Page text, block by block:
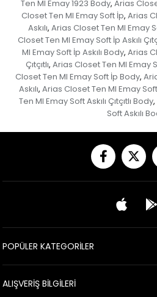
Ten MI Emay 1923 Body, Arias
Closet Ten MI Emay Soft İp, Arias
Askılı, Arias Closet Ten MI Emay
Closet Ten MI Emay Soft İp Askılı
MI Emay Soft İp Askılı Body, Arias
Çıtçıtlı, Arias Closet Ten MI Emay
Closet Ten MI Emay Soft İp Body,
Askılı, Arias Closet Ten MI Emay Soft
Ten MI Emay Soft Askılı Çıtçıtlı Body,
Soft Askılı
POPÜLER KATEGORİLER
ALIŞVERİŞ BİLGİLERİ